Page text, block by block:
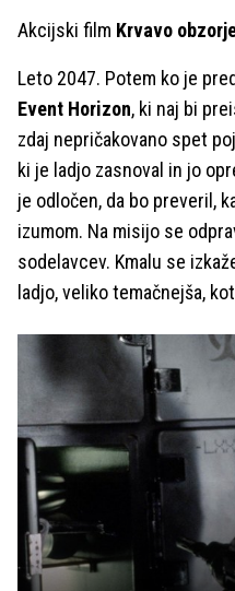
Akcijski film Krvavo
Leto 2047. Potem ko je
Event Horizon, ki naj bi
zdaj nepričakovano spet
ki je ladjo zasnoval in jo
je odločen, da bo preveril,
izumom. Na misijo se
sodelavcev. Kmalu se
ladjo, veliko temačnejša,